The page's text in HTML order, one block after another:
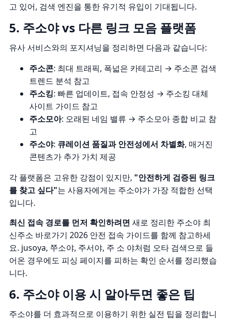
고 있어, 검색 엔진을 통한 유기적 유입이 기대됩니다.
5. 주소야 vs 다른 링크 모음 플랫폼
유사 서비스와의 포지셔닝을 정리하면 다음과 같습니다:
주소콘: 최대 트래픽, 폭넓은 카테고리 → 주소콘 검색
트렌드 분석 참고
주소킹: 빠른 업데이트, 접속 안정성 → 주소킹 대체
사이트 가이드 참고
주소모아: 오래된 네임 밸류 → 주소모아 종합 비교 참
고
주소야: 큐레이션 품질과 안전성에서 차별화, 매거진
콘텐츠가 추가 가치 제공
각 플랫폼은 고유한 강점이 있지만, "안전하게 검증된 링크
를 찾고 싶다"는 사용자에게는 주소야가 가장 적합한 선택
입니다.
최신 접속 경로를 먼저 확인하려면 새로 정리한 주소야 최
신주소 바로가기 2026 안전 접속 가이드를 함께 참고하세
요. jusoya, 쭈소야, 주서야, 주 소 야처럼 오타 검색으로 들
어온 경우에도 피싱 페이지를 피하는 확인 순서를 정리했습
니다.
6. 주소야 이용 시 알아두면 좋은 팁
주소야를 더 효과적으로 이용하기 위한 실전 팁을 정리합니